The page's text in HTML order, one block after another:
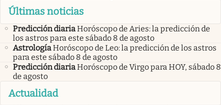
Últimas noticias
Predicción diariaHoróscopo de Aries: la predicción de
los astros para este sábado 8 de agosto
AstrologíaHoróscopo de Leo: la predicción de los astros
para este sábado 8 de agosto
Predicción diariaHoróscopo de Virgo para HOY, sábado 8
de agosto
Actualidad